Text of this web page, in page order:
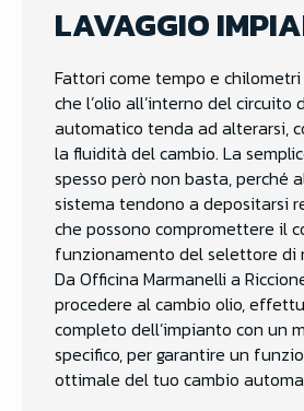
LAVAGGIO
Fattori come tempo e
che l’olio all’interno del circuito
automatico tenda ad alterarsi,
la fluidità del cambio. La
spesso però non basta, perché
sistema tendono a depositarsi
che possono compromettere il
funzionamento del selettore di
Da Officina Marmanelli a
procedere al cambio olio,
completo dell’impianto con un
specifico, per garantire un
ottimale del tuo cambio